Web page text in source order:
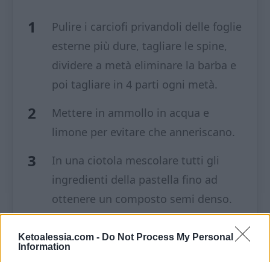
Ketoalessia.com - Do Not Process My Personal
Information
Pulire i carciofi privandoli delle foglie
esterne più dure, tagliare le spine,
dividere a metà eliminare la barba e
poi tagliare in 4 parti ogni metà.
Mettere in ammollo in acqua e
limone per evitare che anneriscano.
In una ciotola mescolare tutti gli
ingredienti della pastella fino ad
ottenere un composto semi denso.
delicatamente con un canovaccio poi